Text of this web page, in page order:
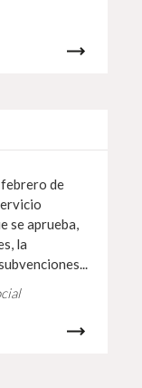
de
se aprueba,
la